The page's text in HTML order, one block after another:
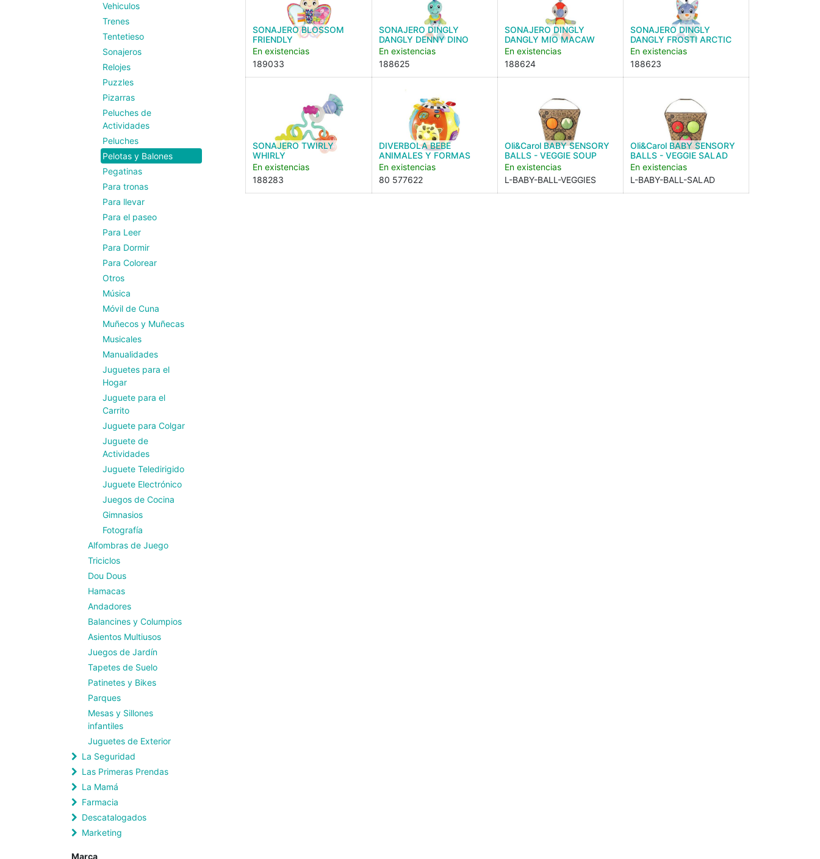
Vehiculos
Trenes
Tentetieso
Sonajeros
Relojes
Puzzles
Pizarras
Peluches de
Actividades
Peluches
Pelotas y Balones
Pegatinas
Para tronas
Para llevar
Para el paseo
Para Leer
Para Dormir
Para Colorear
Otros
Música
Móvil de Cuna
Muñecos y Muñecas
Musicales
Manualidades
Juguetes para el
Hogar
Juguete para el
Carrito
Juguete para Colgar
Juguete de
Actividades
Juguete Teledirigido
Juguete Electrónico
Juegos de Cocina
Gimnasios
Fotografía
Alfombras de Juego
Triciclos
Dou Dous
Hamacas
Andadores
Balancines y Columpios
Asientos Multiusos
Juegos de Jardín
Tapetes de Suelo
Patinetes y Bikes
Parques
Mesas y Sillones
infantiles
Juguetes de Exterior
La Seguridad
Las Primeras Prendas
La Mamá
Farmacia
Descatalogados
Marketing
Marca
SONAJERO BLOSSOM
FRIENDLY
En existencias
189033
SONAJERO DINGLY
DANGLY DENNY DINO
En existencias
188625
SONAJERO DINGLY
DANGLY MIO MACAW
En existencias
188624
SONAJERO DINGLY
DANGLY FROSTI ARCTIC
En existencias
188623
SONAJERO TWIRLY
WHIRLY
En existencias
188283
DIVERBOLA BEBE
ANIMALES Y FORMAS
En existencias
80 577622
Oli&Carol BABY SENSORY
BALLS - VEGGIE SOUP
En existencias
L-BABY-BALL-VEGGIES
Oli&Carol BABY SENSORY
BALLS - VEGGIE SALAD
En existencias
L-BABY-BALL-SALAD